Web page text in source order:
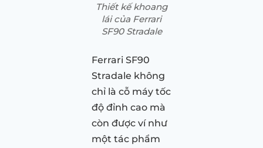
Thiết kế khoang
lái của Ferrari
SF90 Stradale
Ferrari SF90
Stradale không
chỉ là cỗ máy tốc
độ đỉnh cao mà
còn được ví như
một tác phẩm